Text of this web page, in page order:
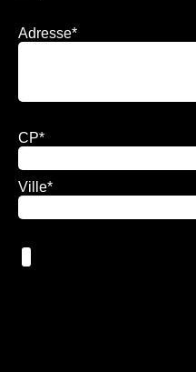
Adresse*
CP*
Ville*